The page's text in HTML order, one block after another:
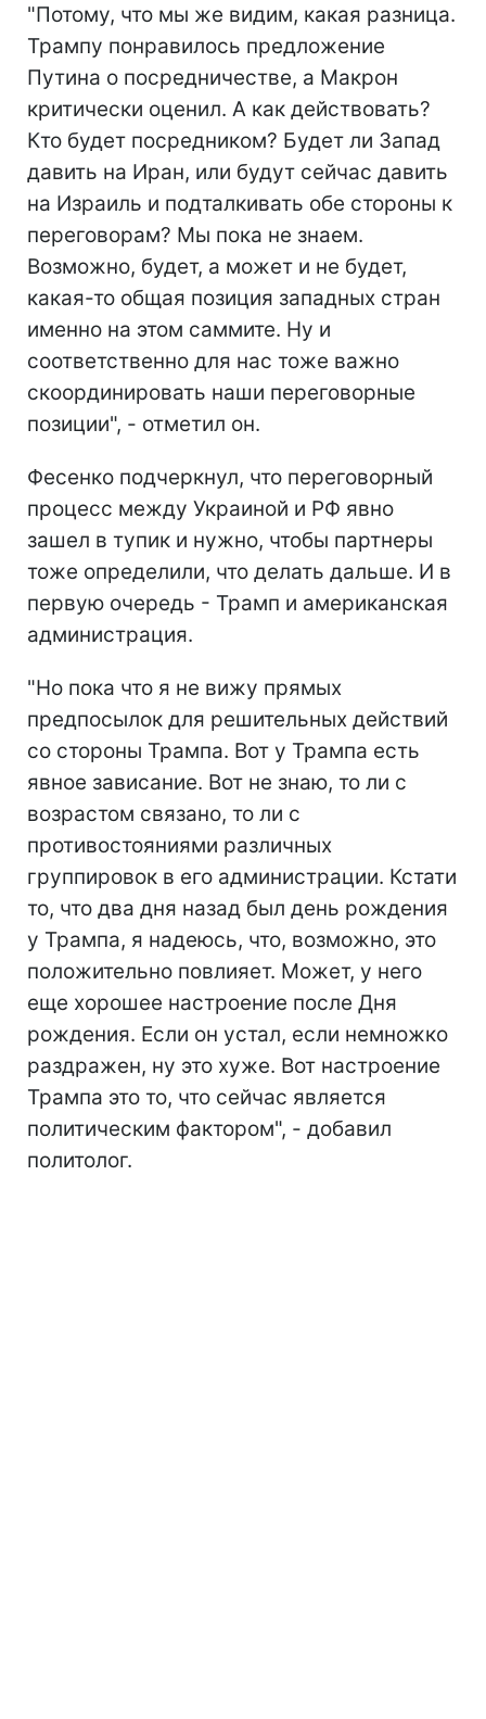
"Потому, что мы же видим, какая разница.
Трампу понравилось предложение
Путина о посредничестве, а Макрон
критически оценил. А как действовать?
Кто будет посредником? Будет ли Запад
давить на Иран, или будут сейчас давить
на Израиль и подталкивать обе стороны к
переговорам? Мы пока не знаем.
Возможно, будет, а может и не будет,
какая-то общая позиция западных стран
именно на этом саммите. Ну и
соответственно для нас тоже важно
скоординировать наши переговорные
позиции", - отметил он.
Фесенко подчеркнул, что переговорный
процесс между Украиной и РФ явно
зашел в тупик и нужно, чтобы партнеры
тоже определили, что делать дальше. И в
первую очередь - Трамп и американская
администрация.
"Но пока что я не вижу прямых
предпосылок для решительных действий
со стороны Трампа. Вот у Трампа есть
явное зависание. Вот не знаю, то ли с
возрастом связано, то ли с
противостояниями различных
группировок в его администрации. Кстати
то, что два дня назад был день рождения
у Трампа, я надеюсь, что, возможно, это
положительно повлияет. Может, у него
еще хорошее настроение после Дня
рождения. Если он устал, если немножко
раздражен, ну это хуже. Вот настроение
Трампа это то, что сейчас является
политическим фактором", - добавил
политолог.